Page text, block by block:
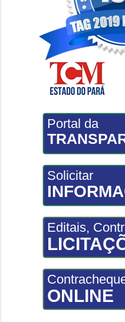
Portal da
Solicitar
Editais,
ONLINE